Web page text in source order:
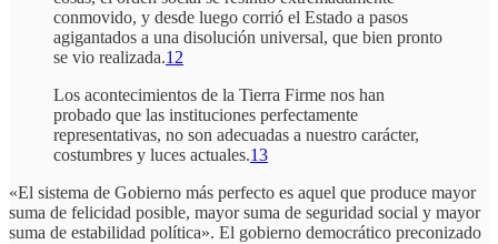
conmovido, y desde luego corrió el Estado a pasos
agigantados a una disolución universal, que bien pronto
se vio realizada.12
Los acontecimientos de la Tierra Firme nos han
probado que las instituciones perfectamente
representativas, no son adecuadas a nuestro carácter,
costumbres y luces actuales.13
«El sistema de Gobierno más perfecto es aquel que produce mayor
suma de felicidad posible, mayor suma de seguridad social y mayor
suma de estabilidad política». El gobierno democrático preconizado